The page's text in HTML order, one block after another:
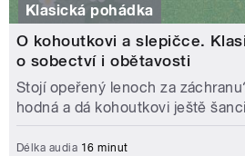
Klasická pohádka
O kohoutkovi a slepičce.
o sobectví i obětavosti
Stojí opeřený lenoch za
hodná a dá kohoutkovi ještě
Délka audia 16 minut